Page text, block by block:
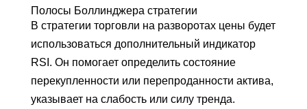
Полосы Боллинджера стратегии
В стратегии торговли на разворотах цены будет
использоваться дополнительный индикатор
RSI. Он помогает определить состояние
перекупленности или перепроданности актива,
указывает на слабость или силу тренда.